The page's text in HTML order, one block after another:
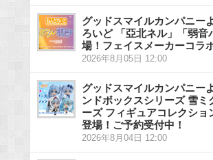
グッドスマイルカンパニー
ろいど 「亞北ネル」「弱音
場！フェイスメーカーコラ
2026年8月05日 12:00
グッドスマイルカンパニー
ンドボックスシリーズ 雪ミ
ーズ フィギュアコレクショ
登場！ご予約受付中！
2026年8月04日 12:00